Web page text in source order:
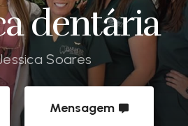
dentária
Soares
Mensagem